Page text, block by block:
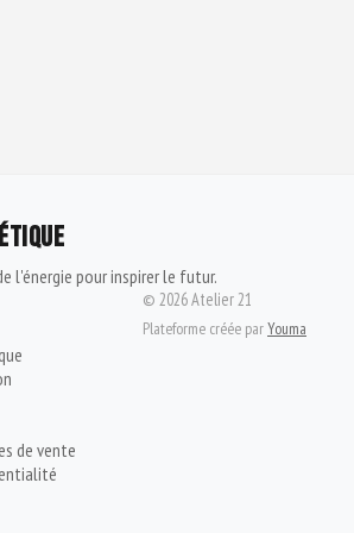
l'énergie pour inspirer le futur.
de vente
© 2026Atelier 21
Plateforme créée parYouma